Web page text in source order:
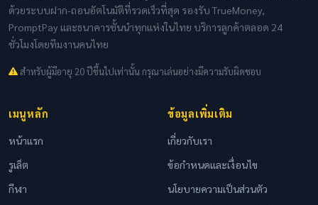
ด้วยระบบฝาก-ถอนอัตโนมัติที่รวดเร็วที่สุด รองรับ TrueMoney,
PromptPay และธนาคารชั้นนำทุกแห่งในไทย บริการลูกค้าตลอด 24
ชั่วโมงโดยทีมงานคนไทย
สำหรับผู้มีอายุ 20 ปีขึ้นไปเท่านั้น กรุณาเล่นอย่างมีความรับผิดชอบ
เมนูหลัก
หน้าแรก
รูเล็ต
กีฬา
ข้อมูลเพิ่มเติม
เกี่ยวกับเรา
ข้อกำหนดและเงื่อนไข
นโยบายความเป็นส่วนตัว